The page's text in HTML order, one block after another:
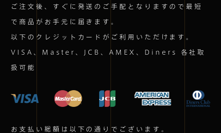
ご注文後、すぐに発送のご手配となりますので最短
で商品がお手元に届きます。
以下のクレジットカードがご利用いただけます。
VISA、Master、JCB、AMEX、Diners 各社取
扱可能
お支払い総額は以下の通りでございます。